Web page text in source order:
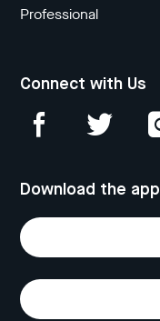
Professional
Connect with Us
Download the app